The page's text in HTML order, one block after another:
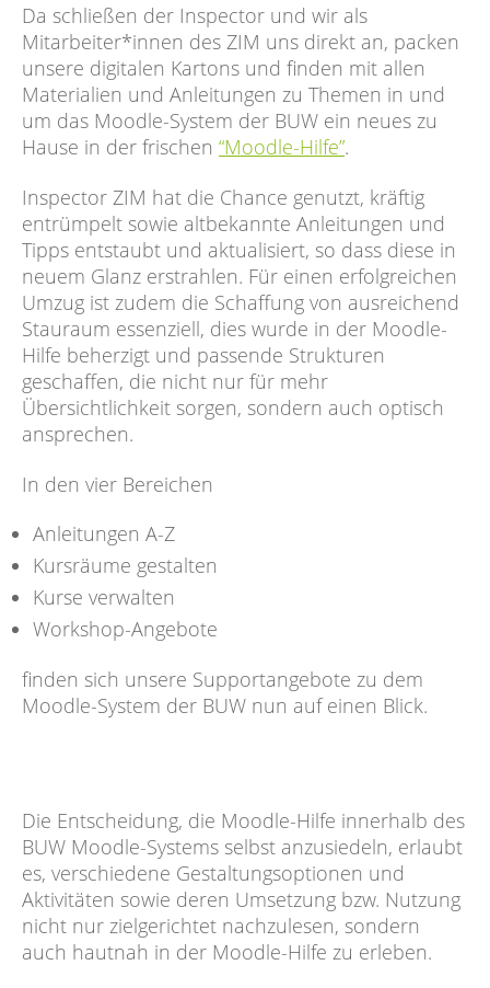
Da schließen der Inspector und wir als
Mitarbeiter*innen des ZIM uns direkt an, packen
unsere digitalen Kartons und finden mit allen
Materialien und Anleitungen zu Themen in und
um das Moodle-System der BUW ein neues zu
Hause in der frischen “Moodle-Hilfe”.
Inspector ZIM hat die Chance genutzt, kräftig
entrümpelt sowie altbekannte Anleitungen und
Tipps entstaubt und aktualisiert, so dass diese in
neuem Glanz erstrahlen. Für einen erfolgreichen
Umzug ist zudem die Schaffung von ausreichend
Stauraum essenziell, dies wurde in der Moodle-
Hilfe beherzigt und passende Strukturen
geschaffen, die nicht nur für mehr
Übersichtlichkeit sorgen, sondern auch optisch
ansprechen.
In den vier Bereichen
Anleitungen A-Z
Kursräume gestalten
Kurse verwalten
Workshop-Angebote
finden sich unsere Supportangebote zu dem
Moodle-System der BUW nun auf einen Blick.
Die Entscheidung, die Moodle-Hilfe innerhalb des
BUW Moodle-Systems selbst anzusiedeln, erlaubt
es, verschiedene Gestaltungsoptionen und
Aktivitäten sowie deren Umsetzung bzw. Nutzung
nicht nur zielgerichtet nachzulesen, sondern
auch hautnah in der Moodle-Hilfe zu erleben.